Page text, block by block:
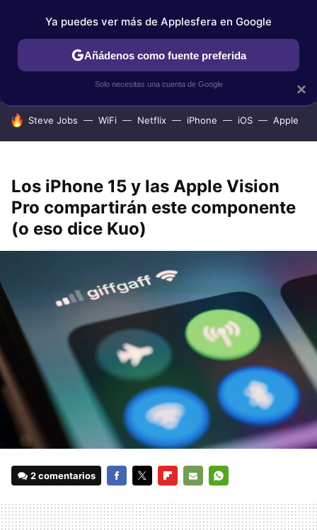
IPHONE TUTORIALES APPLESFERA SELECCIÓN
HOY SE HABLA DE
Steve Jobs WiFi Netflix iPhone iOS Apple
Los iPhone 15 y las Apple Vision
Pro compartirán este componente
(o eso dice Kuo)
2 comentarios
MAIL
×
Ya puedes ver más de Applesfera en Google
Añádenos como fuente preferida
Solo necesitas una cuenta de Google